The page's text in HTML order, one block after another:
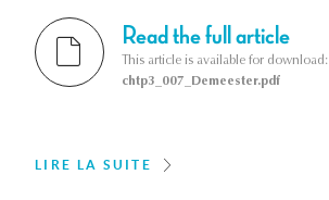
Read the full article
This article is available for download:
chtp3_007_Demeester.pdf
LIRE LA SUITE